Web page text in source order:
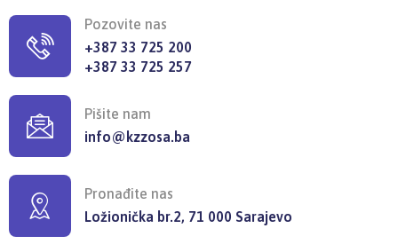
Pozovite nas
+387 33 725 200
+387 33 725 257
Pišite nam
info@kzzosa.ba
Pronađite nas
Ložionička br.2, 71 000 Sarajevo